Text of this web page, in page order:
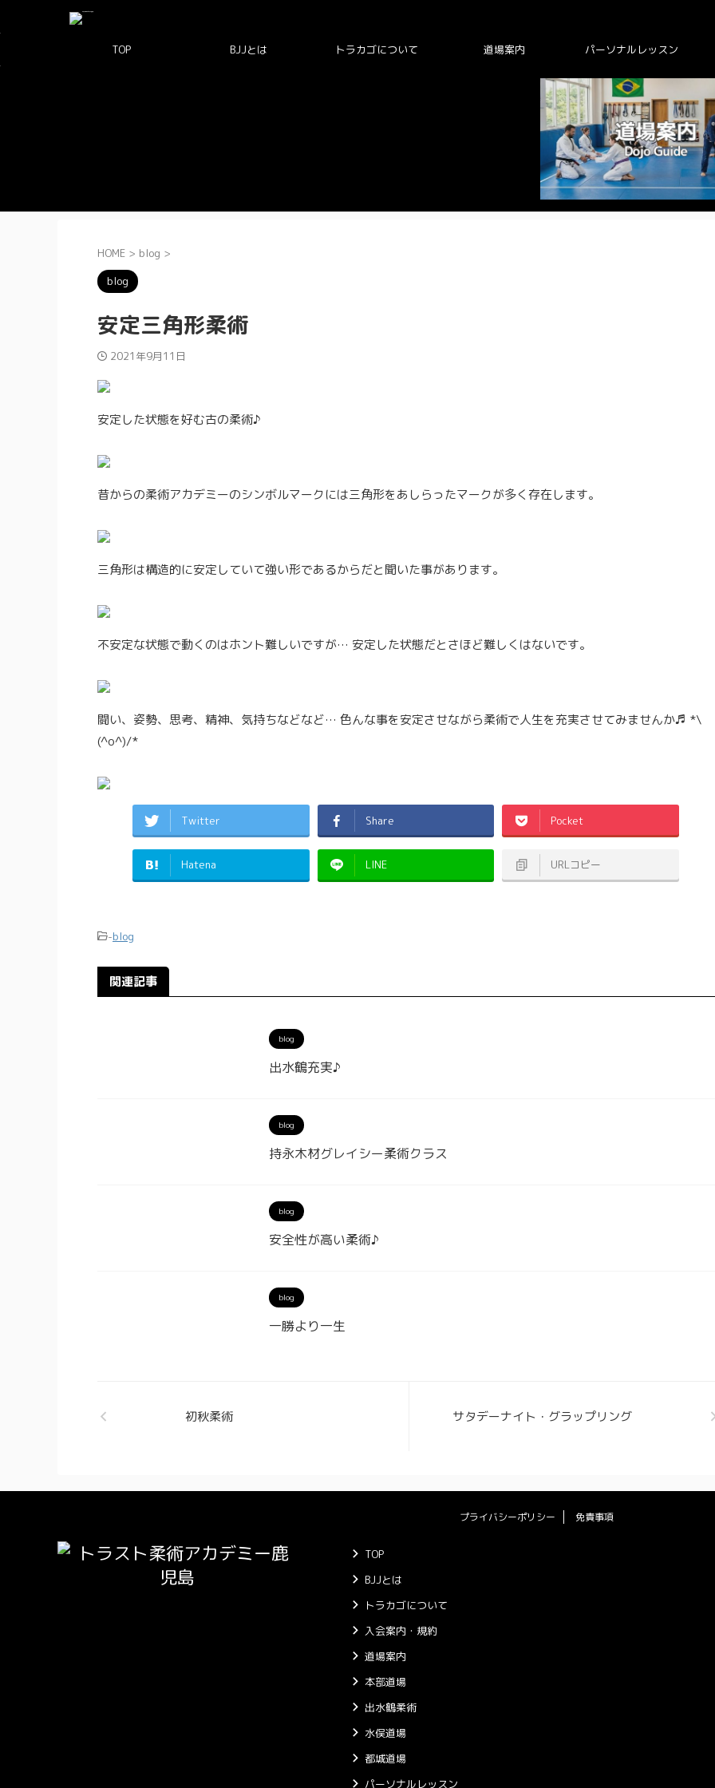
TOP BJJとは トラカゴについて 道場案内 パーソナルレッスン
HOME > blog >
blog
安定三角形柔術
2021年9月11日
安定した状態を好む古の柔術♪
昔からの柔術アカデミーのシンボルマークには三角形をあしらったマークが多く存在します。
三角形は構造的に安定していて強い形であるからだと聞いた事があります。
不安定な状態で動くのはホント難しいですが… 安定した状態だとさほど難しくはないです。
闘い、姿勢、思考、精神、気持ちなどなど… 色んな事を安定させながら柔術で人生を充実させてみませんか♬ *\
(^o^)/*
Twitter Share Pocket
Hatena LINE URLコピー
-blog
関連記事
blog
出水鶴充実♪
blog
持永木材グレイシー柔術クラス
blog
安全性が高い柔術♪
blog
一勝より一生
初秋柔術 サタデーナイト・グラップリング
プライバシーポリシー 免責事項
TOP
BJJとは
トラカゴについて
入会案内・規約
道場案内
本部道場
出水鶴柔術
水俣道場
都城道場
パーソナルレッスン